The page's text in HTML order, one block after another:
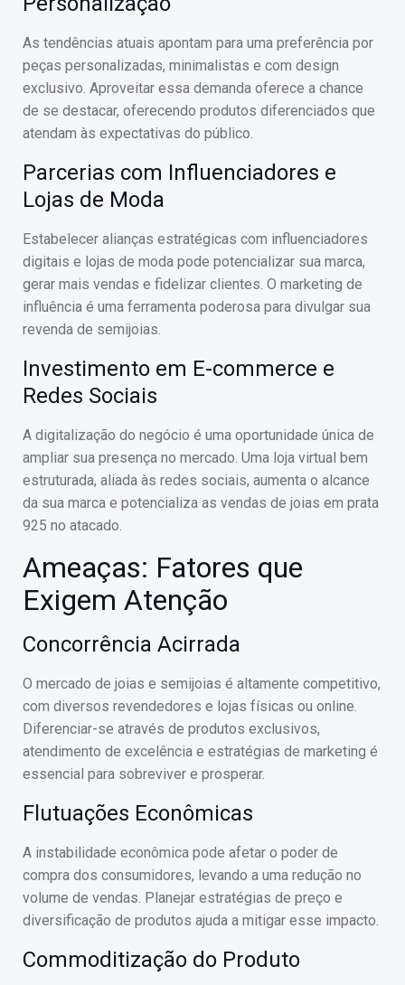
As tendências atuais apontam para uma preferência por
peças personalizadas, minimalistas e com design
exclusivo. Aproveitar essa demanda oferece a chance
de se destacar, oferecendo produtos diferenciados que
atendam às expectativas do público.
Parcerias com Influenciadores e
Lojas de Moda
Estabelecer alianças estratégicas com influenciadores
digitais e lojas de moda pode potencializar sua marca,
gerar mais vendas e fidelizar clientes. O marketing de
influência é uma ferramenta poderosa para divulgar sua
revenda de semijoias.
Investimento em E-commerce e
Redes Sociais
A digitalização do negócio é uma oportunidade única de
ampliar sua presença no mercado. Uma loja virtual bem
estruturada, aliada às redes sociais, aumenta o alcance
da sua marca e potencializa as vendas de joias em prata
925 no atacado.
Ameaças: Fatores que
Exigem Atenção
Concorrência Acirrada
O mercado de joias e semijoias é altamente competitivo,
com diversos revendedores e lojas físicas ou online.
Diferenciar-se através de produtos exclusivos,
atendimento de excelência e estratégias de marketing é
essencial para sobreviver e prosperar.
Flutuações Econômicas
A instabilidade econômica pode afetar o poder de
compra dos consumidores, levando a uma redução no
volume de vendas. Planejar estratégias de preço e
diversificação de produtos ajuda a mitigar esse impacto.
Commoditização do Produto